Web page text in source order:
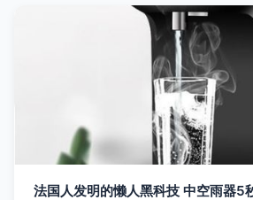
法国人发明的懒人黑科技 中空雨器5